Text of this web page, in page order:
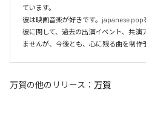
ています。
彼は映画音楽が好きです。japanese pop
彼に関して、過去の出演イベント、共演
ませんが、今後とも、心に残る曲を制作
万賀の他のリリース： 万賀